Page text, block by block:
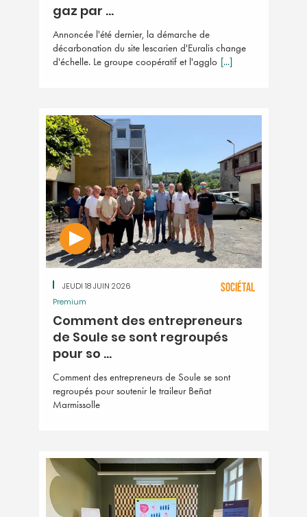
gaz par ...
Annoncée l'été dernier, la démarche de
décarbonation du site lescarien d'Euralis change
d'échelle. Le groupe coopératif et l'agglo [...]
JEUDI 18 JUIN 2026
Comment des entrepreneurs
de Soule se sont regroupés
pour so ...
Comment des entrepreneurs de Soule se sont
regroupés pour soutenir le traileur Beñat
Marmissolle
SOCIÉTAL
Premium